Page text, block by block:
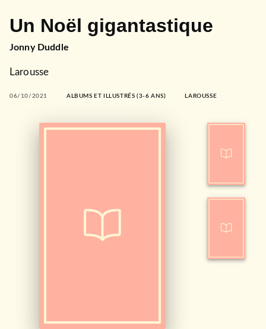
Un Noël gigantastique
Jonny Duddle
Larousse
06/10/2021 ALBUMS ET ILLUSTRÉS (3-6 ANS) LAROUSSE